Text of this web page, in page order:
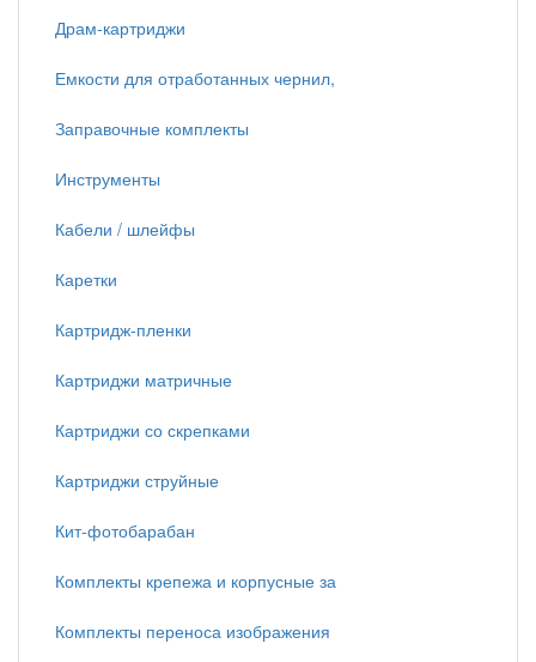
Драм-картриджи
Емкости для отработанных чернил,
Заправочные комплекты
Инструменты
Кабели / шлейфы
Каретки
Картридж-пленки
Картриджи матричные
Картриджи со скрепками
Картриджи струйные
Кит-фотобарабан
Комплекты крепежа и корпусные за
Комплекты переноса изображения